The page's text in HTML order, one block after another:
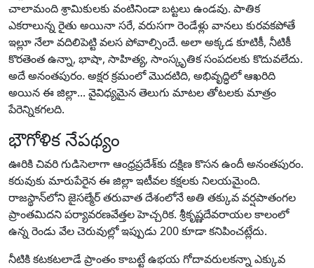
చాలామంది శ్రామికులకు వంటినిండా బట్టలు ఉండవు. పాతిక
ఎకరాలున్న రైతు అయినా సరే, వరుసగా రెండేళ్లు వానలు కురవకపోతే
ఇల్లూ నేలా వదిలిపెట్టి వలస పోవాల్సిందే. అలా అక్కడ కూటికీ, నీటికీ
కొరతెంత ఉన్నా, భాషా, సాహిత్య, సాంస్కృతిక సంపదలకు కొదువలేదు.
అదే అనంతపురం. అక్షర క్రమంలో మొదటిది, అభివృద్ధిలో ఆఖరిది
అయిన ఈ జిల్లా... వైవిధ్యమైన తెలుగు మాటల తోటలకు మాత్రం
పేరెన్నికగలది.
భౌగోళిక నేపథ్యం
ఊరికి చివరి గుడిసెలాగా ఆంధ్రప్రదేశ్‌కు దక్షిణ కొసన ఉందీ అనంతపురం.
కరువుకు మారుపేరైన ఈ జిల్లా ఇటీవల కక్షలకు నిలయమైంది.
రాజస్థాన్‌లోని జైసల్మేర్ తరువాత దేశంలోనే అతి తక్కువ వర్షపాతంగల
ప్రాంతమిదని పర్యావరణవేత్తల హెచ్చరిక. శ్రీకృష్ణదేవరాయల కాలంలో
ఉన్న రెండు వేల చెరువుల్లో ఇప్పుడు 200 కూడా కనిపించట్లేదు.
నీటికి కటకటలాడే ప్రాంతం కాబట్టే ఉభయ గోదావరులకన్నా ఎక్కువ